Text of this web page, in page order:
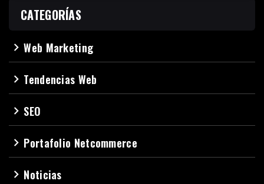
CATEGORÍAS
navigate_nextWeb Marketing
navigate_next Tendencias Web
navigate_next SEO
navigate_next Portafolio Netcommerce
navigate_next Noticias